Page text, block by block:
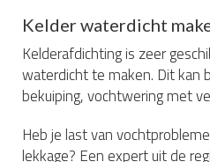
Kelder waterdicht
Kelderafdichting is zeer
waterdicht te maken. Dit kan
bekuiping, vochtwering met
Heb je last van
lekkage? Een expert uit de